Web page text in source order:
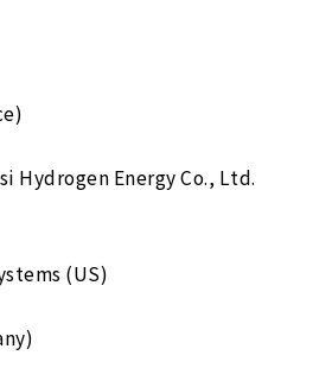
Hydrogen Energy Co., Ltd.
(US)